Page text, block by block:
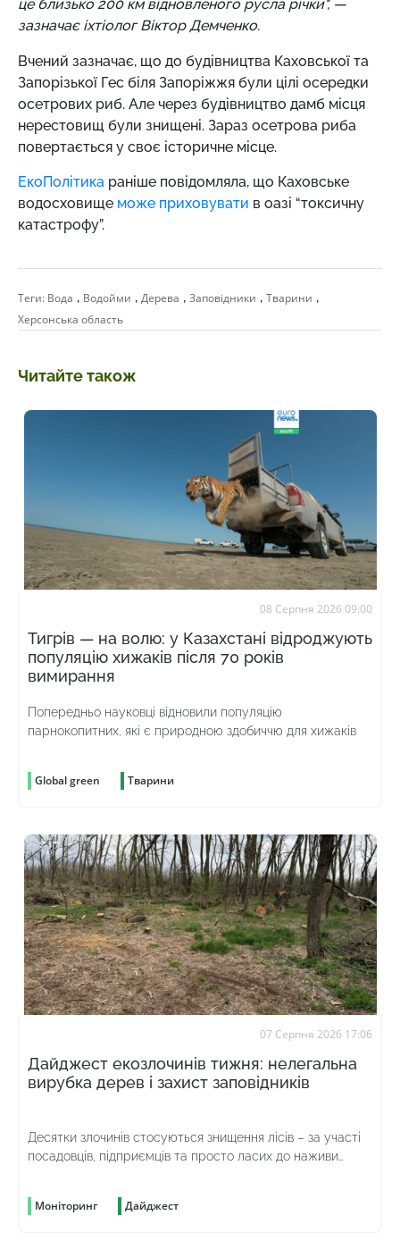
це близько 200 км відновленого русла річки", —
зазначає іхтіолог Віктор Демченко.
Вчений зазначає, що до будівництва Каховської та
Запорізької Гес біля Запоріжжя були цілі осередки
осетрових риб. Але через будівництво дамб місця
нерестовищ були знищені. Зараз осетрова риба
повертається у своє історичне місце.
ЕкоПолітика раніше повідомляла, що Каховське
водосховище може приховувати в оазі “токсичну
катастрофу”.
Теги: Вода , Водойми , Дерева , Заповідники , Тварини ,
Херсонська область
Читайте також
08 Серпня 2026 09:00
Тигрів — на волю: у Казахстані відроджують
популяцію хижаків після 70 років
вимирання
Попередньо науковці відновили популяцію
парнокопитних, які є природною здобиччю для хижаків
Global green Тварини
07 Серпня 2026 17:06
Дайджест екозлочинів тижня: нелегальна
вирубка дерев і захист заповідників
Десятки злочинів стосуються знищення лісів – за участі
посадовців, підприємців та просто ласих до наживи
Моніторинг Дайджест